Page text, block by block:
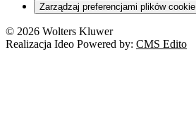
Zarządzaj preferencjami plików cookie
© 2026 Wolters Kluwer
Realizacja Ideo Powered by: CMS Edito